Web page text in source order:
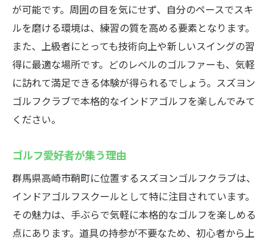
が可能です。周囲の目を気にせず、自分のペースでスキ
ルを磨ける環境は、練習の質を高める要素となります。
また、上級者にとっても技術向上や新しいスイングの習
得に最適な場所です。どのレベルのゴルファーも、気軽
に訪れて満足できる体験が得られるでしょう。スズヨン
ゴルフクラブで本格的なインドアゴルフを楽しんでみて
ください。
ゴルフ愛好者が集う理由
群馬県高崎市鞘町に位置するスズヨンゴルフクラブは、
インドアゴルフスクールとして特に注目されています。
その魅力は、手ぶらで気軽に本格的なゴルフを楽しめる
点にあります。道具の持参が不要なため、初心者から上